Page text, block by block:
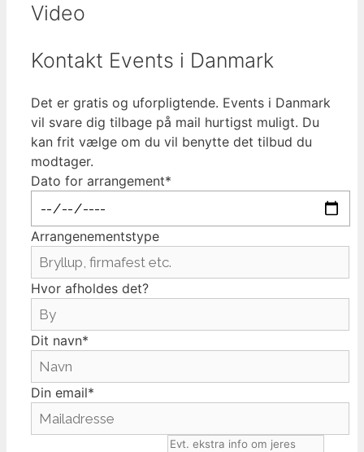
Video
Kontakt Events i Danmark
Det er gratis og uforpligtende. Events i Danmark
vil svare dig tilbage på mail hurtigst muligt. Du
kan frit vælge om du vil benytte det tilbud du
modtager.
Dato for arrangement*
Arrangenementstype
Hvor afholdes det?
Dit navn*
Din email*